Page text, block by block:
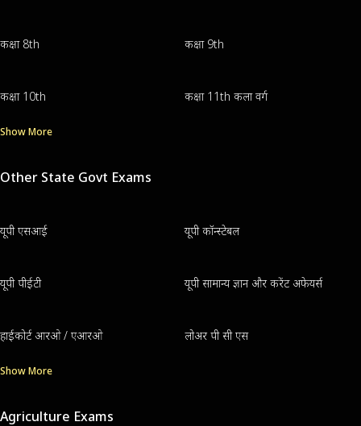
कक्षा 8th कक्षा 9th
कक्षा 10th कक्षा 11th कला वर्ग
Show More
Other State Govt Exams
यूपी एसआई यूपी कॉन्स्टेबल
यूपी पीईटी यूपी सामान्य ज्ञान और करेंट अफेयर्स
हाईकोर्ट आरओ / एआरओ लोअर पी सी एस
Show More
Agriculture Exams